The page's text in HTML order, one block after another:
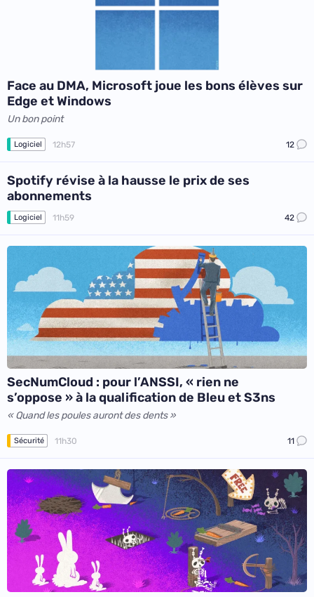
Face au DMA, Microsoft joue les bons élèves sur
Edge et Windows
Un bon point
Logiciel 12h57 12
Spotify révise à la hausse le prix de ses
abonnements
Logiciel 11h59 42
SecNumCloud : pour l’ANSSI, « rien ne
s’oppose » à la qualification de Bleu et S3ns
« Quand les poules auront des dents »
Sécurité 11h30 11